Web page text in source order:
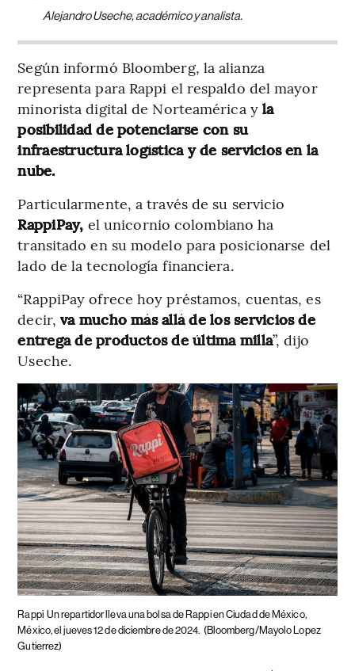
Alejandro Useche, académico y analista.
Según informó Bloomberg, la alianza
representa para Rappi el respaldo del mayor
minorista digital de Norteamérica y la
posibilidad de potenciarse con su
infraestructura logística y de servicios en la
nube.
Particularmente, a través de su servicio
RappiPay, el unicornio colombiano ha
transitado en su modelo para posicionarse del
lado de la tecnología financiera.
“RappiPay ofrece hoy préstamos, cuentas, es
decir,va mucho más allá de los servicios de
entrega de productos de última milla”, dijo
Useche.
Rappi Un repartidor lleva una bolsa de Rappi en Ciudad de México,
México, el jueves 12 de diciembre de 2024. (Bloomberg/Mayolo Lopez
Gutierrez)